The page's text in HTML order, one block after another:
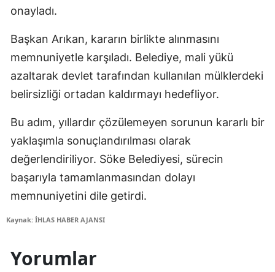
onayladı.
Başkan Arıkan, kararın birlikte alınmasını
memnuniyetle karşıladı. Belediye, mali yükü
azaltarak devlet tarafından kullanılan mülklerdeki
belirsizliği ortadan kaldırmayı hedefliyor.
Bu adım, yıllardır çözülemeyen sorunun kararlı bir
yaklaşımla sonuçlandırılması olarak
değerlendiriliyor. Söke Belediyesi, sürecin
başarıyla tamamlanmasından dolayı
memnuniyetini dile getirdi.
Kaynak: İHLAS HABER AJANSI
Yorumlar